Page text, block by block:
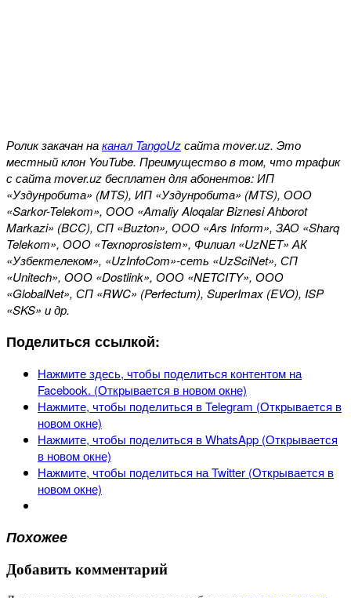
Ролик закачан наканал TangoUzсайта mover.uz. Это
местный клон YouTube. Преимущество в том, что трафик
с сайта mover.uz бесплатен для абонентов: ИП
«Уздунробита» (MTS), ИП «Уздунробита» (MTS), ООО
«Sarkor-Telekom», ООО «Amaliy Aloqalar Biznesi Ahborot
Markazi» (BCC), СП «Buzton», ООО «Ars Inform», ЗАО «Sharq
Telekom», ООО «Texnoprosistem», Филиал «UzNET» АК
«Узбектелеком», «UzInfoCom»-сеть «UzSciNet», СП
«Unitech», ООО «Dostlink», ООО «NETCITY», ООО
«GlobalNet», СП «RWC» (Perfectum), SuperImax (EVO), ISP
«SKS» и др.
Поделиться ссылкой:
Нажмите здесь, чтобы поделиться контентом на
Facebook. (Открывается в новом окне)
Нажмите, чтобы поделиться в Telegram (Открывается в
новом окне)
Нажмите, чтобы поделиться в WhatsApp (Открывается
в новом окне)
Нажмите, чтобы поделиться на Twitter (Открывается в
новом окне)
Похожее
Добавить комментарий